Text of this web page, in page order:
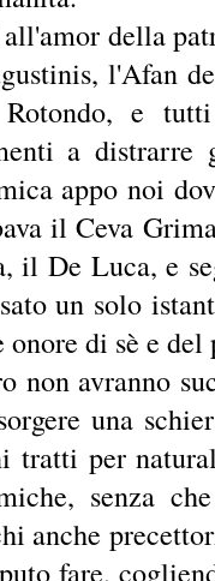
della
l'Afan
e
a
appo noi
il Ceva
il De Luca, e
un solo
onore di sè e
non avranno
una
tratti per
senza
anche
fare,